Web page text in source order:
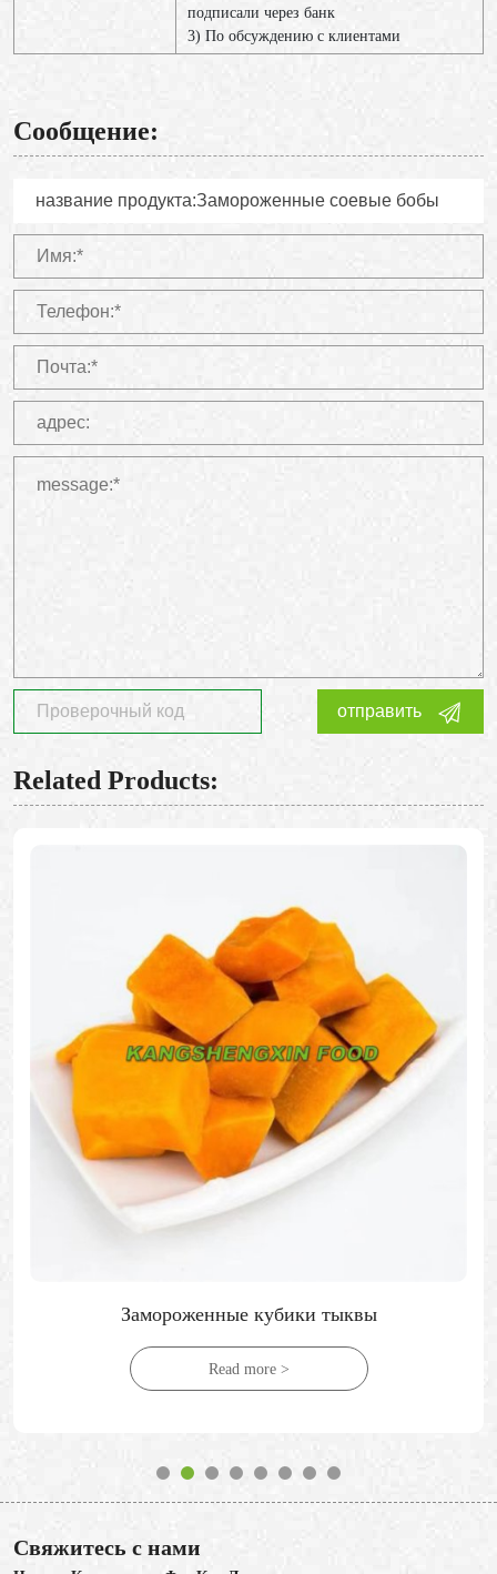
подписали через банк
3) По обсуждению с клиентами
Сообщение:
отправить
Related Products:
Замороженные кубики тыквы
Read more >
Свяжитесь с нами